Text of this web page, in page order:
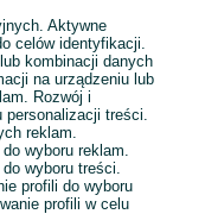
Aktywne
celów identyfikacji.
kombinacji danych
na urządzeniu lub
Rozwój i
personalizacji treści.
reklam.
wyboru reklam.
wyboru treści.
profili do wyboru
profili w celu